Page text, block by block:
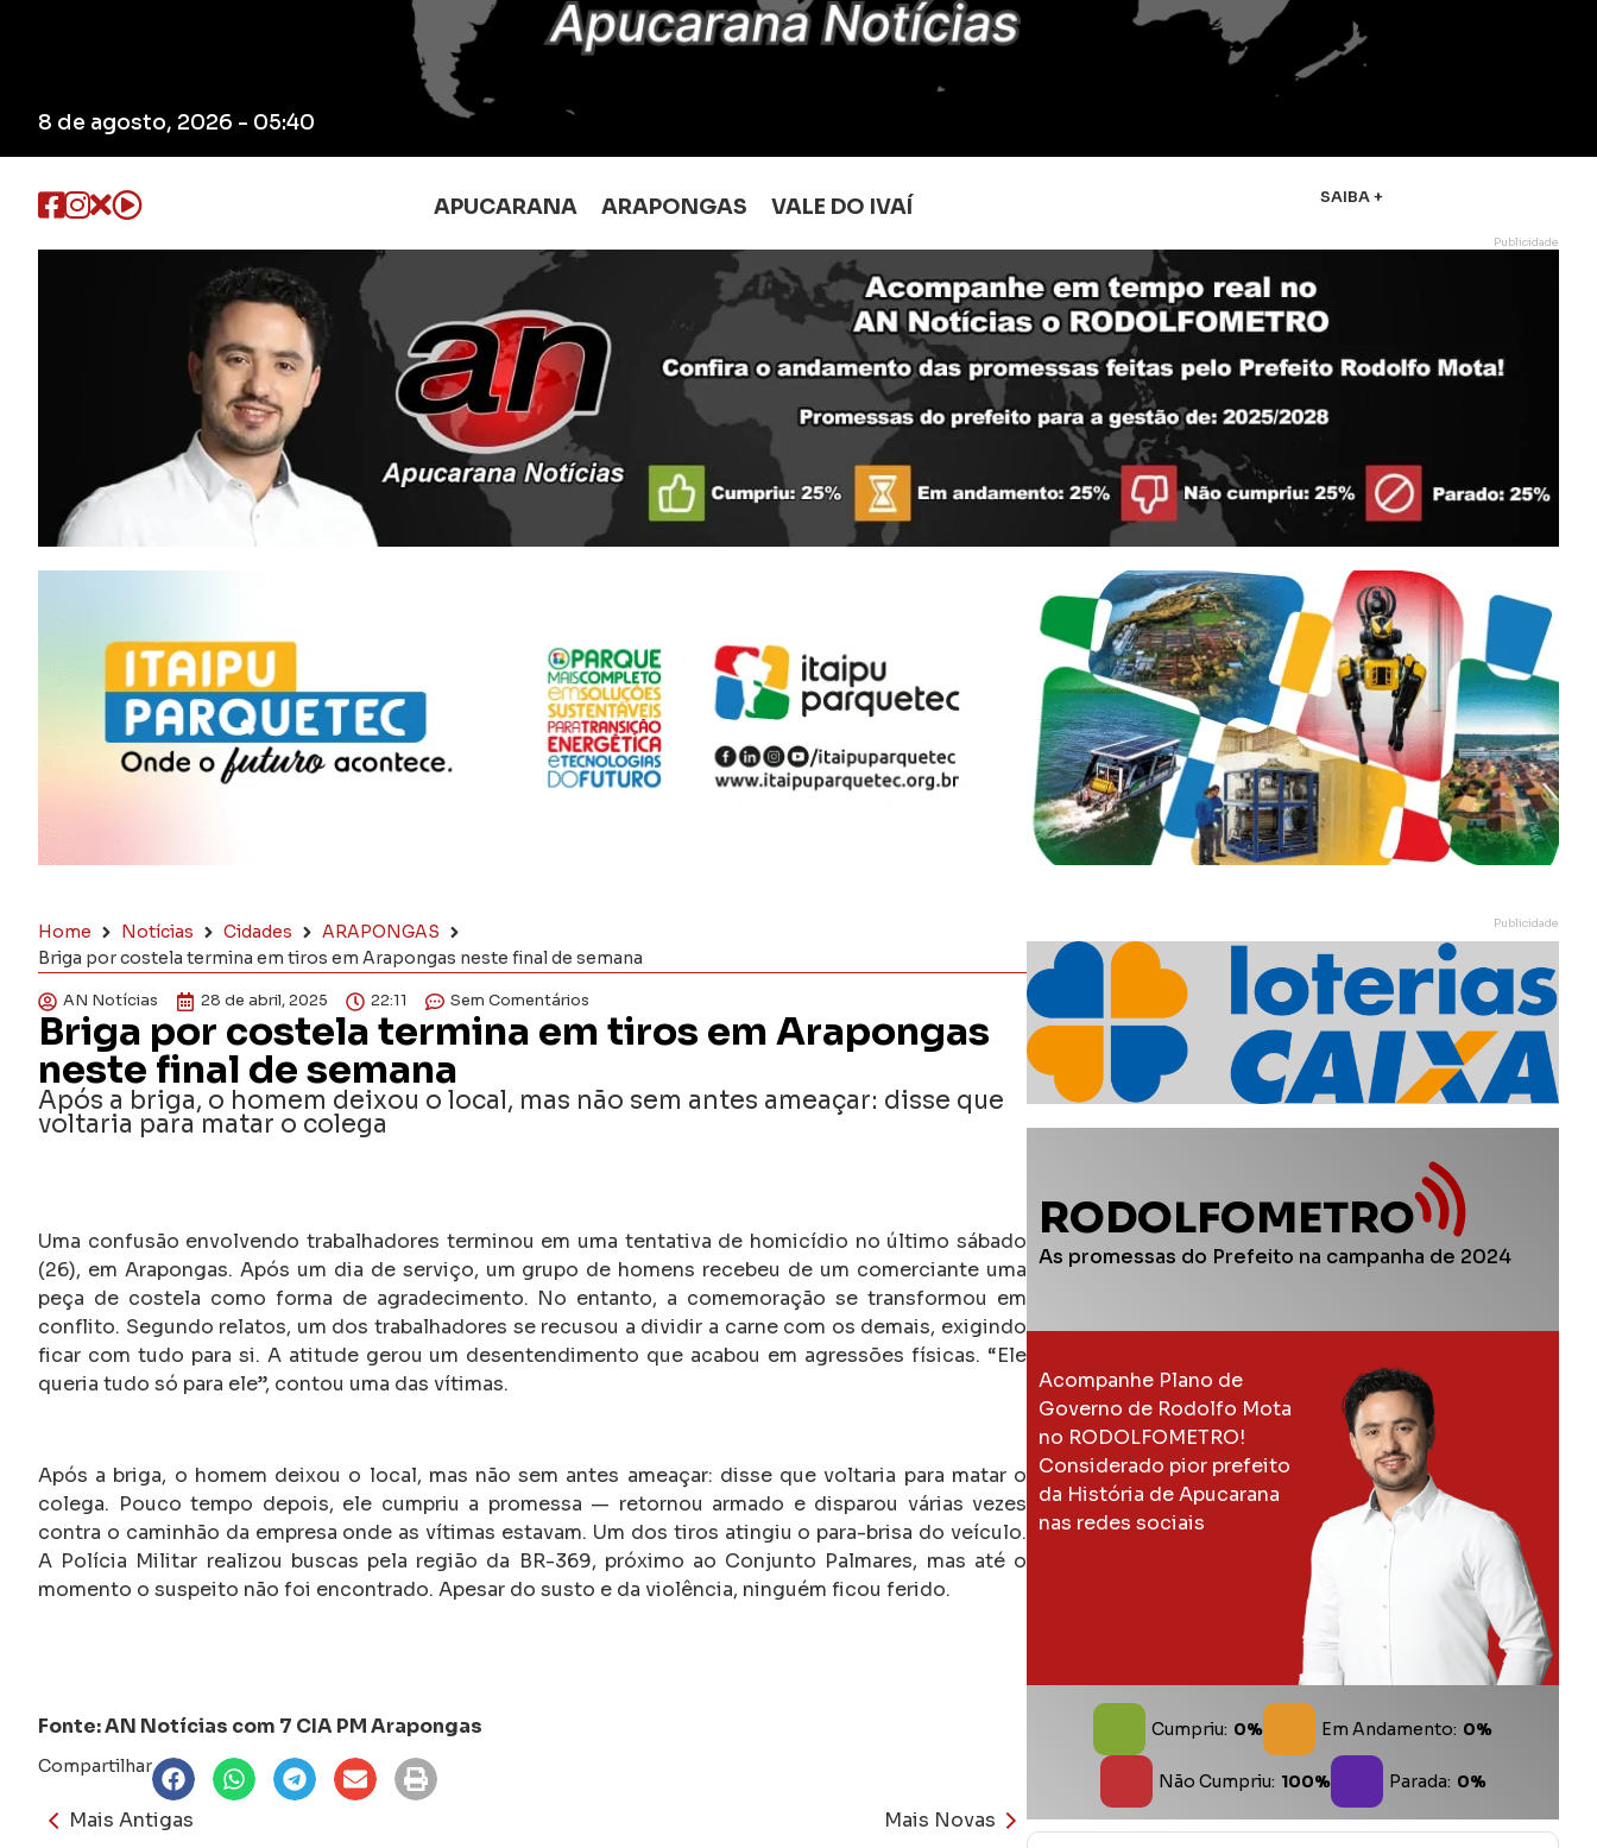
8 de agosto, 2026 - 05:40
APUCARANA ARAPONGAS VALE DO IVAÍ SAIBA +
Publicidade
Home Notícias Cidades
ARAPONGAS
Briga por costela termina em tiros em Arapongas neste final de semana
AN Notícias 28 de abril, 2025 22:11 Sem Comentários
Briga por costela termina em tiros em Arapongas
neste final de semana
Após a briga, o homem deixou o local, mas não sem antes ameaçar: disse que
voltaria para matar o colega
Uma confusão envolvendo trabalhadores terminou em uma tentativa de homicídio no último sábado
(26), em Arapongas. Após um dia de serviço, um grupo de homens recebeu de um comerciante uma
peça de costela como forma de agradecimento. No entanto, a comemoração se transformou em
conflito. Segundo relatos, um dos trabalhadores se recusou a dividir a carne com os demais, exigindo
ficar com tudo para si. A atitude gerou um desentendimento que acabou em agressões físicas. “Ele
queria tudo só para ele”, contou uma das vítimas.
Após a briga, o homem deixou o local, mas não sem antes ameaçar: disse que voltaria para matar o
colega. Pouco tempo depois, ele cumpriu a promessa — retornou armado e disparou várias vezes
contra o caminhão da empresa onde as vítimas estavam. Um dos tiros atingiu o para-brisa do veículo.
A Polícia Militar realizou buscas pela região da BR-369, próximo ao Conjunto Palmares, mas até o
momento o suspeito não foi encontrado. Apesar do susto e da violência, ninguém ficou ferido.
Fonte: AN Notícias com 7 CIA PM Arapongas
Compartilhar
Mais Antigas Mais Novas
Publicidade
RODOLFOMETRO
As promessas do Prefeito na campanha de 2024
Acompanhe Plano de
Governo de Rodolfo Mota
no RODOLFOMETRO!
Considerado pior prefeito
da História de Apucarana
nas redes sociais
Cumpriu: 0% Em Andamento: 0%
Não Cumpriu: 100% Parada: 0%